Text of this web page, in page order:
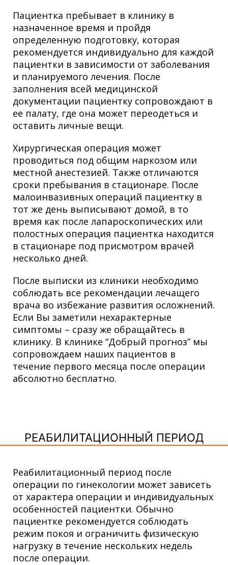
Пациентка пребывает в клинику в
назначенное время и пройдя
определенную подготовку, которая
рекомендуется индивидуально для каждой
пациентки в зависимости от заболевания
и планируемого лечения. После
заполнения всей медицинской
документации пациентку сопровождают в
ее палату, где она может переодеться и
оставить личные вещи.
Хирургическая операция может
проводиться под общим наркозом или
местной анестезией. Также отличаются
сроки пребывания в стационаре. После
малоинвазивных операций пациентку в
тот же день выписывают домой, в то
время как после лапароскопических или
полостных операция пациентка находится
в стационаре под присмотром врачей
несколько дней.
После выписки из клиники необходимо
соблюдать все рекомендации лечащего
врача во избежание развития осложнений.
Если Вы заметили нехарактерные
симптомы – сразу же обращайтесь в
клинику. В клинике “Добрый прогноз” мы
сопровождаем наших пациентов в
течение первого месяца после операции
абсолютно бесплатно.
РЕАБИЛИТАЦИОННЫЙ ПЕРИОД
Реабилитационный период после
операции по гинекологии может зависеть
от характера операции и индивидуальных
особенностей пациентки. Обычно
пациентке рекомендуется соблюдать
режим покоя и ограничить физическую
нагрузку в течение нескольких недель
после операции.